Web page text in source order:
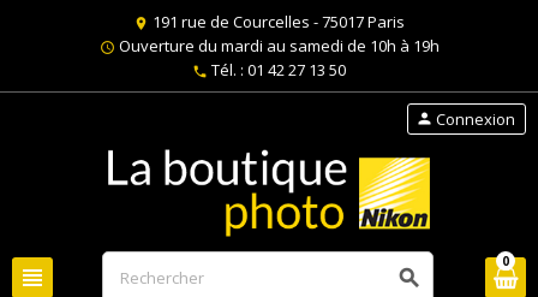
location_on 191 rue de Courcelles - 75017 Paris
schedule Ouverture du mardi au samedi de 10h à 19h
phone Tél. : 01 42 27 13 50
view_headline search
person Connexion
0